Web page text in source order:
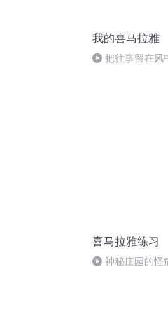
我的喜马拉雅
把往事留在风
喜马拉雅练习
神秘庄园的怪